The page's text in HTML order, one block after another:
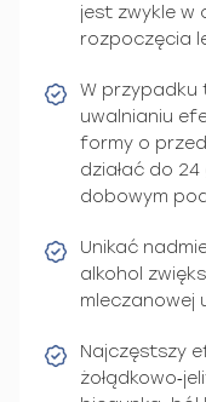
jest zwykle w
rozpoczęcia
W przypadku
uwalnianiu
formy o
działać do
dobowym
Unikać
alkohol
mleczanowej
Najczęstszy